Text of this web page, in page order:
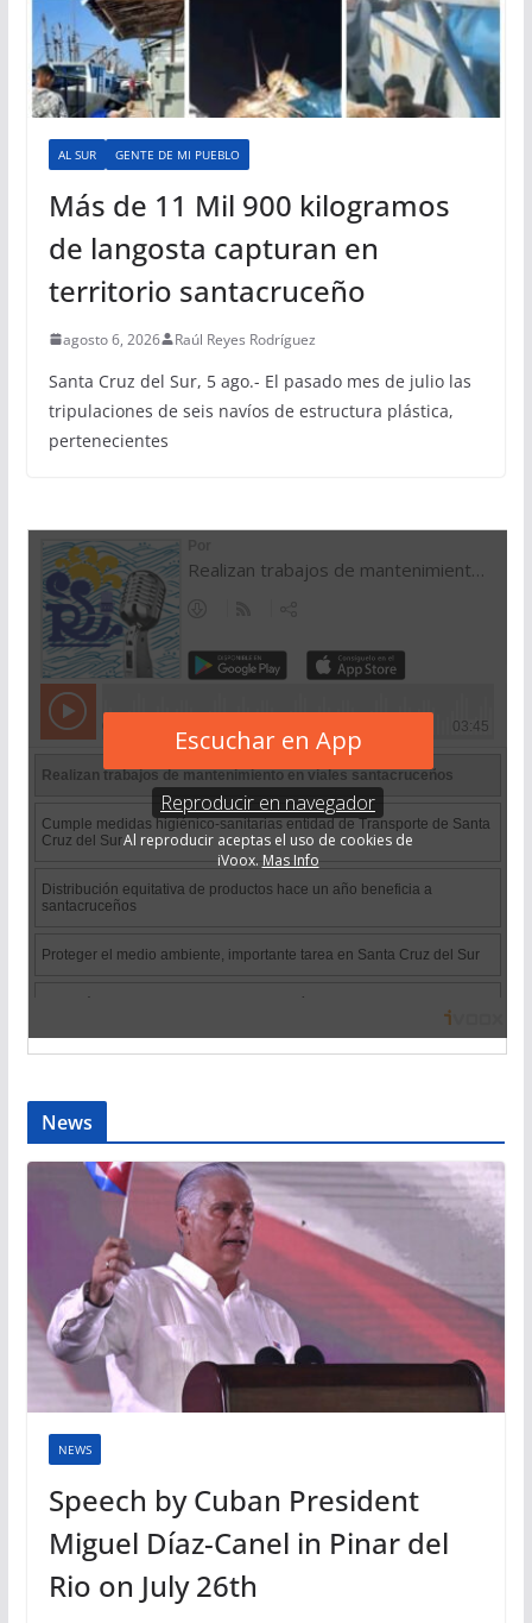
AL SUR GENTE DE MI PUEBLO
Más de 11 Mil 900 kilogramos
de langosta capturan en
territorio santacruceño
agosto 6, 2026 Raúl Reyes Rodríguez
Santa Cruz del Sur, 5 ago.- El pasado mes de julio las
tripulaciones de seis navíos de estructura plástica,
pertenecientes
News
NEWS
Speech by Cuban President
Miguel Díaz-Canel in Pinar del
Rio on July 26th